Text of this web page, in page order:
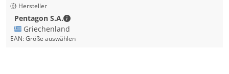
Hersteller
Pentagon S.A.
Pentagon S.A. - Kontaktdaten
🇬🇷 Griechenland
EAN:Größe auswählen